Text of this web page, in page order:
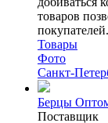
товаров
Товары
Фото
Санкт-
Берцы
Поставщик